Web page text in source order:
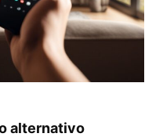
alternativo